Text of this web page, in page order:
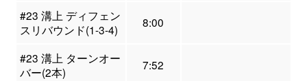
#23 溝上 ディフェン
スリバウンド(1-3-4)
8:00
#23 溝上 ターンオー
バー(2本)
7:52